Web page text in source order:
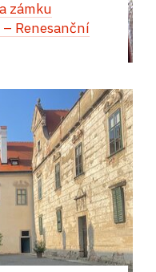
zámku
během Hradozámecké
vás uchvátí
v nádherných
nádvoří si
italskou pizzu,
míchané nápoje.
do jiné epochy.
světlo svíček
hudby. Projděte
interiéry, nechte se
kouzlem
zámku
Renesanční